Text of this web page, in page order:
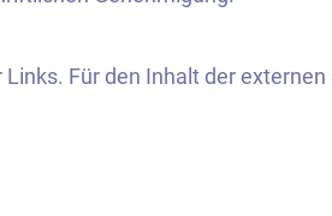
Für den Inhalt der